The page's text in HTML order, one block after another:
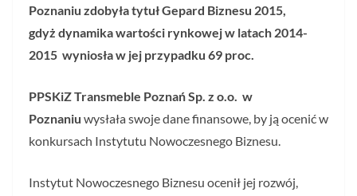
Poznaniu zdobyła tytuł Gepard Biznesu 2015,
gdyż dynamika wartości rynkowej w latach 2014-
2015 wyniosła w jej przypadku 69 proc.
PPSKiZ Transmeble Poznań Sp. z o.o. w
Poznaniu wysłała swoje dane finansowe, by ją ocenić w
konkursach Instytutu Nowoczesnego Biznesu.
Instytut Nowoczesnego Biznesu ocenił jej rozwój,